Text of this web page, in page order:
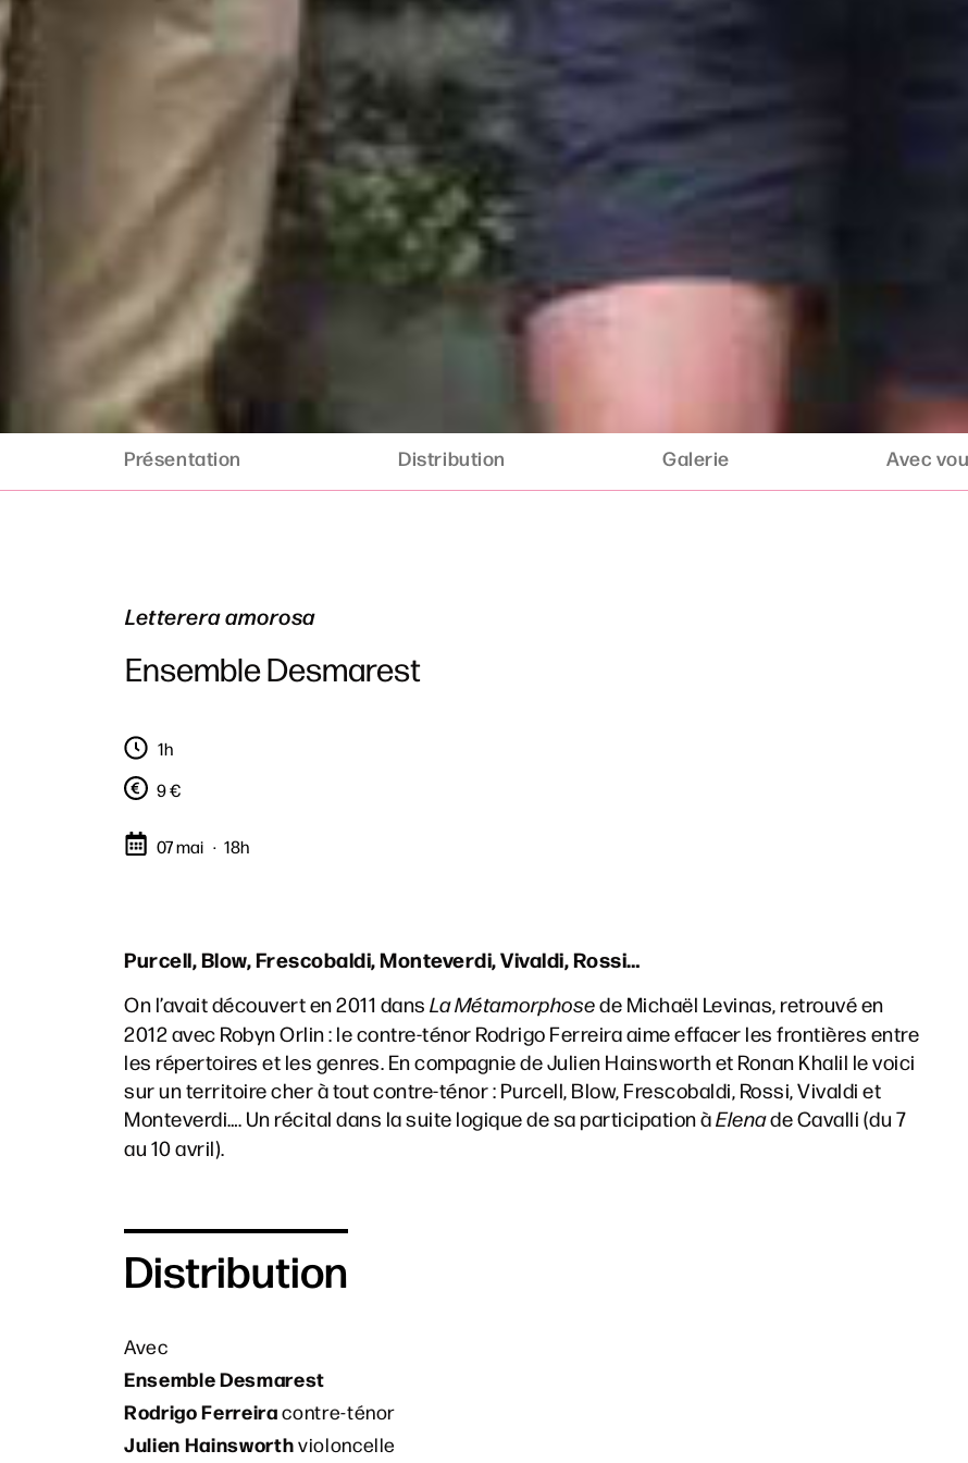
Présentation Distribution Galerie Avec
Letterera amorosa
Ensemble Desmarest
1h
9 €
07 mai 18h
Purcell, Blow, Frescobaldi, Monteverdi, Vivaldi, Rossi…
On l’avait découvert en 2011 dans La Métamorphosede Michaël Levinas, retrouvé en
2012 avec Robyn Orlin : le contre-ténor Rodrigo Ferreira aime effacer les frontières entre
les répertoires et les genres. En compagnie de Julien Hainsworth et Ronan Khalil le voici
sur un territoire cher à tout contre-ténor : Purcell, Blow, Frescobaldi, Rossi, Vivaldi et
Monteverdi…. Un récital dans la suite logique de sa participation àElenade Cavalli (du 7
au 10 avril).
Distribution
Avec
Ensemble Desmarest
Rodrigo Ferreiracontre-ténor
Julien Hainsworthvioloncelle